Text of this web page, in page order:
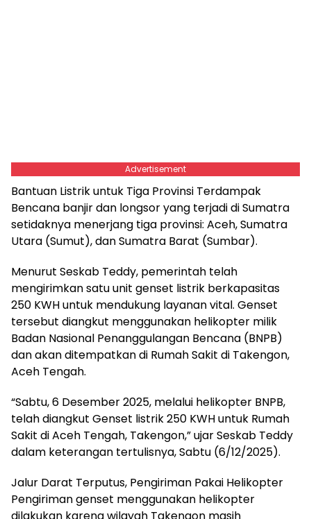
Advertisement
Bantuan Listrik untuk Tiga Provinsi Terdampak
Bencana banjir dan longsor yang terjadi di Sumatra
setidaknya menerjang tiga provinsi: Aceh, Sumatra
Utara (Sumut), dan Sumatra Barat (Sumbar).
Menurut Seskab Teddy, pemerintah telah
mengirimkan satu unit genset listrik berkapasitas
250 KWH untuk mendukung layanan vital. Genset
tersebut diangkut menggunakan helikopter milik
Badan Nasional Penanggulangan Bencana (BNPB)
dan akan ditempatkan di Rumah Sakit di Takengon,
Aceh Tengah.
“Sabtu, 6 Desember 2025, melalui helikopter BNPB,
telah diangkut Genset listrik 250 KWH untuk Rumah
Sakit di Aceh Tengah, Takengon,” ujar Seskab Teddy
dalam keterangan tertulisnya, Sabtu (6/12/2025).
Jalur Darat Terputus, Pengiriman Pakai Helikopter
Pengiriman genset menggunakan helikopter
dilakukan karena wilayah Takengon masih